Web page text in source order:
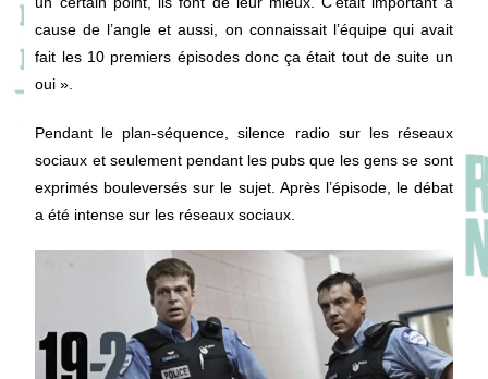
cause de l’angle et aussi, on connaissait l’équipe qui avait
fait les 10 premiers épisodes donc ça était tout de suite un
oui ».
Pendant le plan-séquence, silence radio sur les réseaux
sociaux et seulement pendant les pubs que les gens se sont
exprimés bouleversés sur le sujet. Après l’épisode, le débat
a été intense sur les réseaux sociaux.